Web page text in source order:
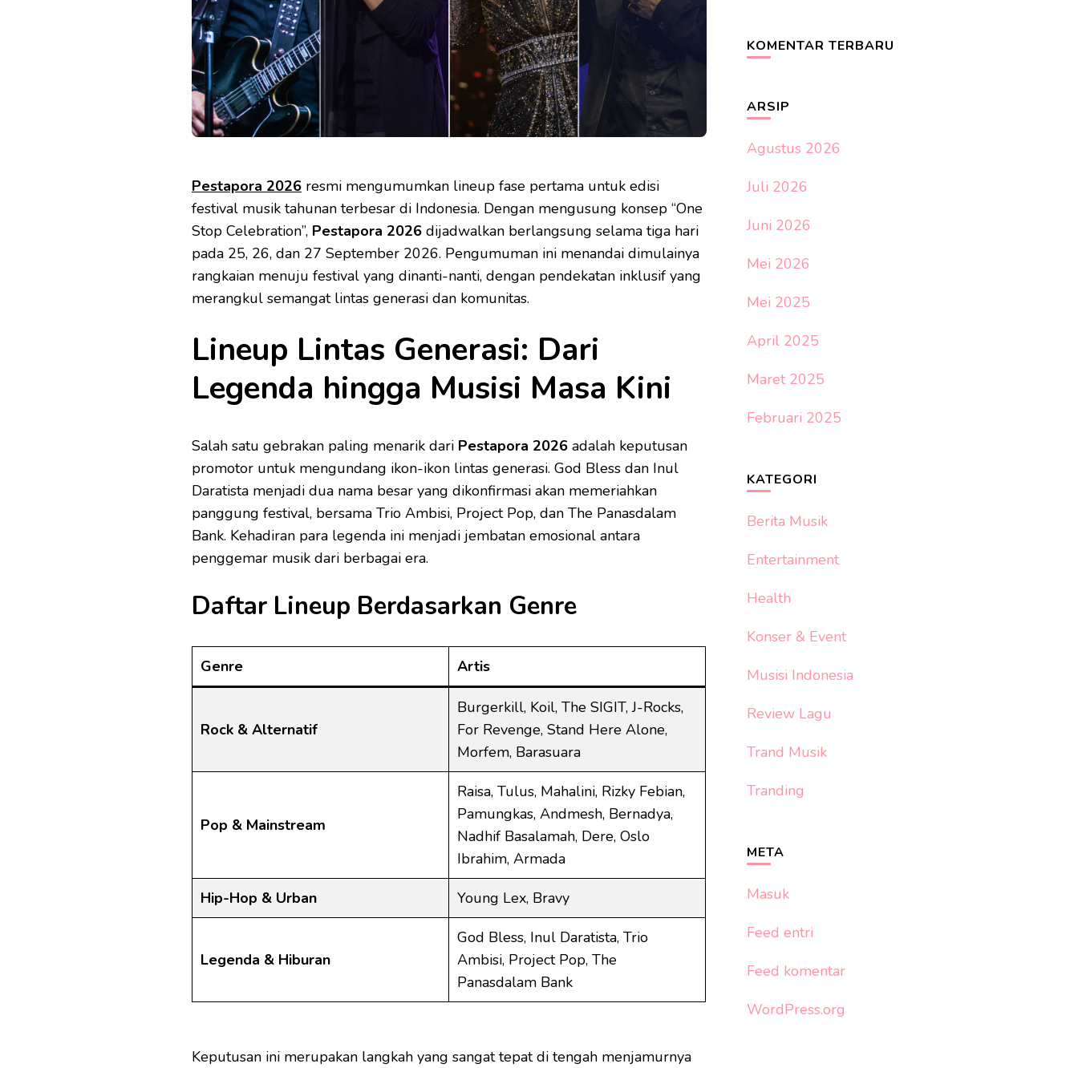
Pestapora 2026 resmi mengumumkan lineup fase pertama untuk edisi
festival musik tahunan terbesar di Indonesia. Dengan mengusung konsep “One
Stop Celebration”, Pestapora 2026 dijadwalkan berlangsung selama tiga hari
pada 25, 26, dan 27 September 2026. Pengumuman ini menandai dimulainya
rangkaian menuju festival yang dinanti-nanti, dengan pendekatan inklusif yang
merangkul semangat lintas generasi dan komunitas.
Lineup Lintas Generasi: Dari
Legenda hingga Musisi Masa Kini
Salah satu gebrakan paling menarik dari Pestapora 2026 adalah keputusan
promotor untuk mengundang ikon-ikon lintas generasi. God Bless dan Inul
Daratista menjadi dua nama besar yang dikonfirmasi akan memeriahkan
panggung festival, bersama Trio Ambisi, Project Pop, dan The Panasdalam
Bank. Kehadiran para legenda ini menjadi jembatan emosional antara
penggemar musik dari berbagai era.
Daftar Lineup Berdasarkan Genre
Genre Artis
Rock & Alternatif
Burgerkill, Koil, The SIGIT, J-Rocks,
For Revenge, Stand Here Alone,
Morfem, Barasuara
Pop & Mainstream
Raisa, Tulus, Mahalini, Rizky Febian,
Pamungkas, Andmesh, Bernadya,
Nadhif Basalamah, Dere, Oslo
Ibrahim, Armada
Hip-Hop & Urban Young Lex, Bravy
Legenda & Hiburan
God Bless, Inul Daratista, Trio
Ambisi, Project Pop, The
Panasdalam Bank
Keputusan ini merupakan langkah yang sangat tepat di tengah menjamurnya
KOMENTAR TERBARU
ARSIP
Agustus 2026
Juli 2026
Juni 2026
Mei 2026
Mei 2025
April 2025
Maret 2025
Februari 2025
KATEGORI
Berita Musik
Entertainment
Health
Konser & Event
Musisi Indonesia
Review Lagu
Trand Musik
Tranding
META
Masuk
Feed entri
Feed komentar
WordPress.org